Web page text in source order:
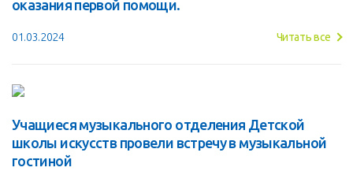
оказания первой помощи.
01.03.2024 Читать все
Учащиеся музыкального отделения Детской
школы искусств провели встречу в музыкальной
гостиной